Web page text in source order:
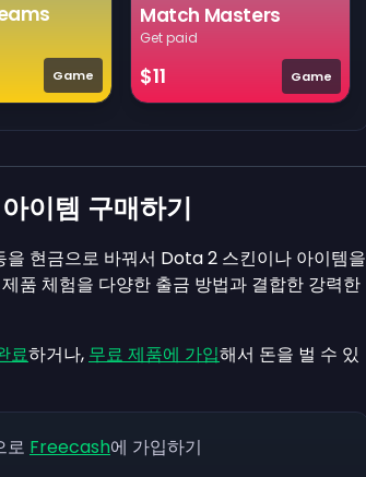
Game
Match Masters
Get paid
$11 Game
이템 구매하기
현금으로 바꿔서 Dota 2 스킨이나 아이템을
품 체험을 다양한 출금 방법과 결합한 강력한
료하거나, 무료 제품에 가입해서 돈을 벌 수 있
로 Freecash에 가입하기